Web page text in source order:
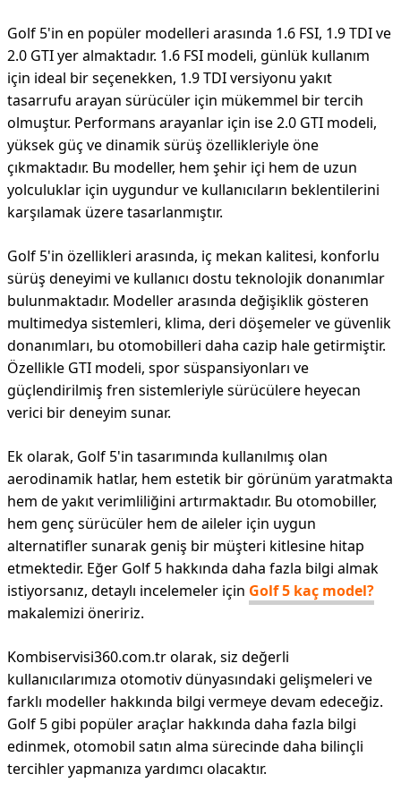
Golf 5'in en popüler modelleri arasında 1.6 FSI, 1.9 TDI ve
2.0 GTI yer almaktadır. 1.6 FSI modeli, günlük kullanım
için ideal bir seçenekken, 1.9 TDI versiyonu yakıt
tasarrufu arayan sürücüler için mükemmel bir tercih
olmuştur. Performans arayanlar için ise 2.0 GTI modeli,
yüksek güç ve dinamik sürüş özellikleriyle öne
çıkmaktadır. Bu modeller, hem şehir içi hem de uzun
yolculuklar için uygundur ve kullanıcıların beklentilerini
karşılamak üzere tasarlanmıştır.
Golf 5'in özellikleri arasında, iç mekan kalitesi, konforlu
sürüş deneyimi ve kullanıcı dostu teknolojik donanımlar
bulunmaktadır. Modeller arasında değişiklik gösteren
multimedya sistemleri, klima, deri döşemeler ve güvenlik
donanımları, bu otomobilleri daha cazip hale getirmiştir.
Özellikle GTI modeli, spor süspansiyonları ve
güçlendirilmiş fren sistemleriyle sürücülere heyecan
verici bir deneyim sunar.
Ek olarak, Golf 5'in tasarımında kullanılmış olan
aerodinamik hatlar, hem estetik bir görünüm yaratmakta
hem de yakıt verimliliğini artırmaktadır. Bu otomobiller,
hem genç sürücüler hem de aileler için uygun
alternatifler sunarak geniş bir müşteri kitlesine hitap
etmektedir. Eğer Golf 5 hakkında daha fazla bilgi almak
istiyorsanız, detaylı incelemeler için Golf 5 kaç model?
makalemizi öneririz.
Kombiservisi360.com.tr olarak, siz değerli
kullanıcılarımıza otomotiv dünyasındaki gelişmeleri ve
farklı modeller hakkında bilgi vermeye devam edeceğiz.
Golf 5 gibi popüler araçlar hakkında daha fazla bilgi
edinmek, otomobil satın alma sürecinde daha bilinçli
tercihler yapmanıza yardımcı olacaktır.